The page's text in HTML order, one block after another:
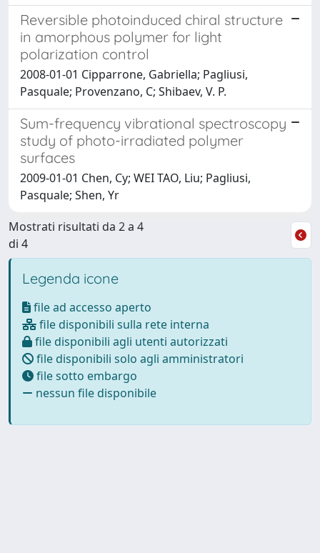
Reversible photoinduced chiral structure
in amorphous polymer for light
polarization control
2008-01-01 Cipparrone, Gabriella; Pagliusi,
Pasquale; Provenzano, C; Shibaev, V. P.
Sum-frequency vibrational spectroscopy
study of photo-irradiated polymer
surfaces
2009-01-01 Chen, Cy; WEI TAO, Liu; Pagliusi,
Pasquale; Shen, Yr
Mostrati risultati da 2 a 4
di 4
Legenda icone
file ad accesso aperto
file disponibili sulla rete interna
file disponibili agli utenti autorizzati
file disponibili solo agli amministratori
file sotto embargo
nessun file disponibile